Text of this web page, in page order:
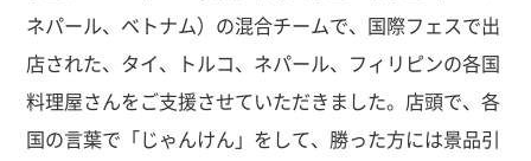
ネパール、ベトナム）の混合チームで、国際フェスで出
店された、タイ、トルコ、ネパール、フィリピンの各国
料理屋さんをご支援させていただきました。店頭で、各
国の言葉で「じゃんけん」をして、勝った方には景品引